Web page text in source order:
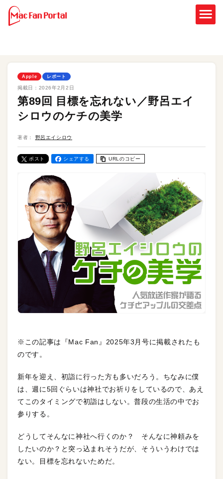
Apple レポート
掲載日： 2026年2月2日
第89回 目標を忘れない／野呂エイ
シロウのケチの美学
著者： 野呂エイシロウ
ポスト シェアする URLのコピー
※この記事は『Mac Fan』2025年3月号に掲載されたも
のです。
新年を迎え、初詣に行った方も多いだろう。ちなみに僕
は、週に5回ぐらいは神社でお祈りをしているので、あえ
てこのタイミングで初詣はしない。普段の生活の中でお
参りする。
どうしてそんなに神社へ行くのか？ そんなに神頼みを
したいのか？と突っ込まれそうだが、そういうわけでは
ない。目標を忘れないためだ。